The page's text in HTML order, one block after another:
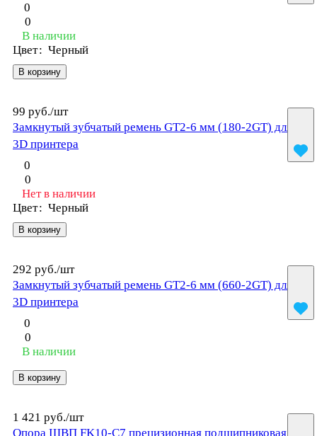
0
0
В наличии
В корзину
Цвет: Черный
99 руб./шт
Замкнутый зубчатый ремень GT2-6 мм (180-2GT) для
3D принтера
0
0
Нет в наличии
В корзину
Цвет: Черный
292 руб./шт
Замкнутый зубчатый ремень GT2-6 мм (660-2GT) для
3D принтера
0
0
В наличии
В корзину
1 421 руб./шт
Опора ШВП FK10-C7 прецизионная подшипниковая